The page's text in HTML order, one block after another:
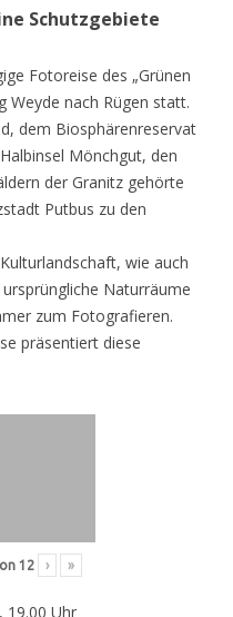
Schutzgebiete
Fotoreise des „Grünen
Weyde nach Rügen statt.
dem Biosphärenreservat
Mönchgut, den
der Granitz gehörte
Putbus zu den
wie auch
Naturräume
zum Fotografieren.
präsentiert diese
12 › »
19.00 Uhr